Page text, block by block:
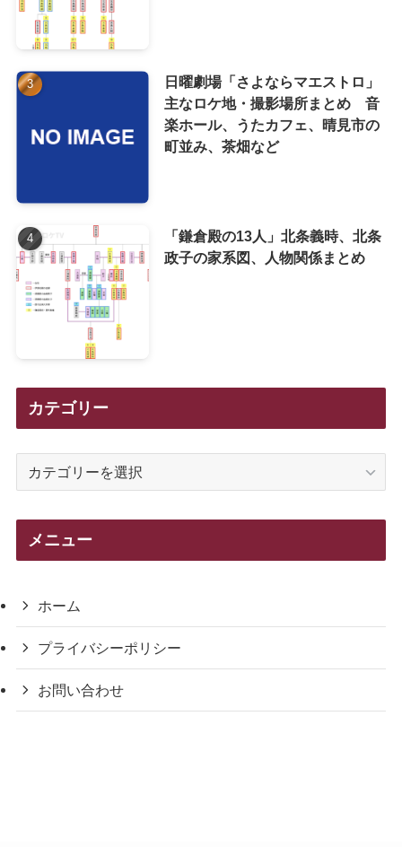
日曜劇場「さよならマエストロ」
主なロケ地・撮影場所まとめ 音
楽ホール、うたカフェ、晴見市の
町並み、茶畑など
「鎌倉殿の13人」北条義時、北条
政子の家系図、人物関係まとめ
カテゴリー
メニュー
ホーム
プライバシーポリシー
お問い合わせ